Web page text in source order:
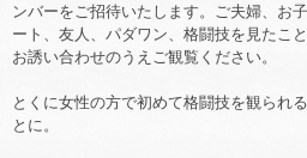
ンバーをご招待いたします。ご夫婦、お
ート、友人、パダワン、格闘技を見たこ
お誘い合わせのうえご観覧ください。
とくに女性の方で初めて格闘技を観られ
とに。